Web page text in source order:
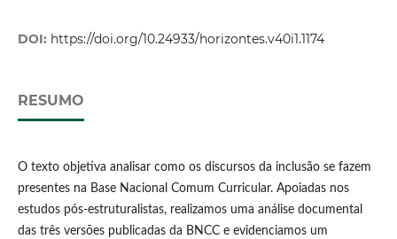
DOI: https://doi.org/10.24933/horizontes.v40i1.1174
RESUMO
O texto objetiva analisar como os discursos da inclusão se fazem
presentes na Base Nacional Comum Curricular. Apoiadas nos
estudos pós-estruturalistas, realizamos uma análise documental
das três versões publicadas da BNCC e evidenciamos um